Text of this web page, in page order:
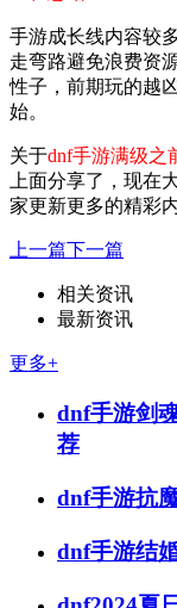
手游成长线内容较
走弯路避免浪费资
性子，前期玩的越
始。
关于dnf手游满级之
上面分享了，现在
家更新更多的精彩
上一篇下一篇
相关资讯
最新资讯
更多+
dnf手游剑
荐
dnf手游抗
dnf手游结